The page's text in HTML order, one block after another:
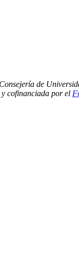
de
cofinanciada por el